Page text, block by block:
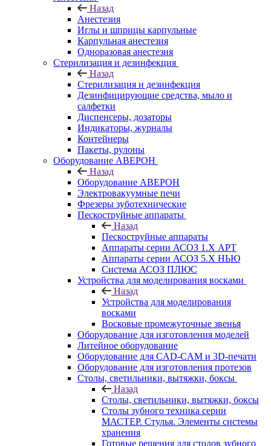
Назад
Анестезия
Иглы и шприцы карпульные
Карпульная анестезия
Одноразовая анестезия
Стерилизация и дезинфекция
Назад
Стерилизация и дезинфекция
Дезинфицирующие средства, мыло и
салфетки
Диспенсеры, дозаторы
Индикаторы, журналы
Контейнеры
Пакеты, рулоны
Оборудование АВЕРОН
Назад
Оборудование АВЕРОН
Электровакуумные печи
Фрезеры зуботехнические
Пескоструйные аппараты
Назад
Пескоструйные аппараты
Аппараты серии АСОЗ 1.Х АРТ
Аппараты серии АСОЗ 5.Х НЬЮ
Система АСОЗ ПЛЮС
Устройства для моделирования восками
Назад
Устройства для моделирования
восками
Восковые промежуточные звенья
Оборудование для изготовления моделей
Литейное оборудование
Оборудование для CAD-CAM и 3D-печати
Оборудование для изготовления протезов
Cтолы, светильники, вытяжки, боксы
Назад
Cтолы, светильники, вытяжки, боксы
Столы зубного техника серии
МАСТЕР. Стулья. Элементы системы
хранения
Готовые решения для столов зубного